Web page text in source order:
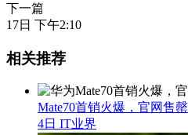
下一篇
17日 下午2:10
相关推荐
Mate70首销火爆，官网售
4日 IT业界